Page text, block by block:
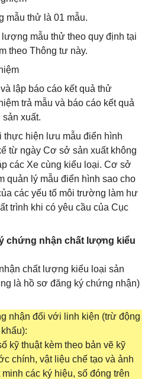
mẫu thử là 01 mẫu.
mẫu thử theo quy định tại
theo Thông tư này.
lập báo cáo kết quả thử
trả mẫu và báo cáo kết quả
xuất.
thực hiện lưu mẫu điển hình
từ ngày Cơ sở sản xuất không
các Xe cùng kiểu loại. Cơ sở
quản lý mẫu điển hình sao cho
các yếu tố môi trường làm hư
trình khi có yêu cầu của Cục
chứng nhận chất lượng kiểu
chất lượng kiểu loại sản
là hồ sơ đăng ký chứng nhận)
nhận đối với linh kiện (trừ động
kỹ thuật kèm theo bản vẽ kỹ
chính, vật liệu chế tạo và ảnh
các ký hiệu, số đóng trên